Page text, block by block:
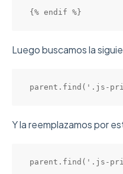
{% endif %}
Luego buscamos la
parent.find('.js-
Y la reemplazamos por
parent.find('.js-